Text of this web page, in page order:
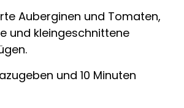
Auberginen und Tomaten,
und kleingeschnittene
und 10 Minuten